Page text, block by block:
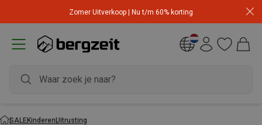
Zomer Uitverkoop | Nu t/m 60% korting
SALEKinderenUitrusting